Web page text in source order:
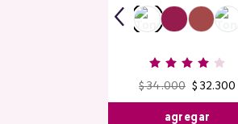
$ 34.000 $ 32.300
agregar